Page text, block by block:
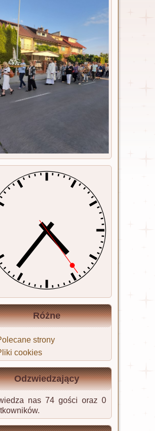
Różne
strony
cookies
Odzwiedzający
nas 74 gości oraz 0